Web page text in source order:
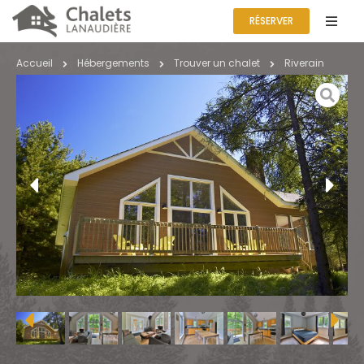
RÉSERVER
Accueil Hébergements Trouver un chalet Riverain